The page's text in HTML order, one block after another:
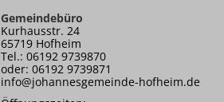
Gemeindebüro
Kurhausstr. 24
65719 Hofheim
Tel.: 06192 9739870
oder: 06192 9739871
info@johannesgemeinde-hofheim.de